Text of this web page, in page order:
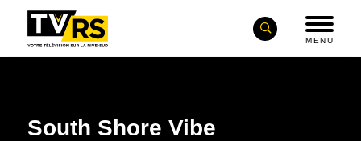
MENU
South Shore Vibe